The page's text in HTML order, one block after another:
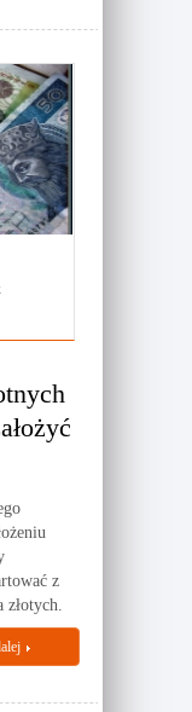
z
złotych.